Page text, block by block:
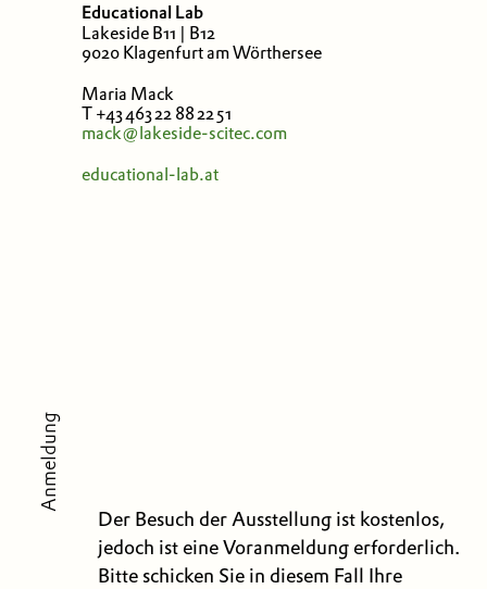
Educational Lab
Lakeside B11 | B12
9020 Klagenfurt am Wörthersee
Maria Mack
T +43 463 22 88 22 51
mack@lakeside-scitec.com
educational-lab.at
Anmeldung
Der Besuch der Ausstellung ist kostenlos,
jedoch ist eine Voranmeldung erforderlich.
Bitte schicken Sie in diesem Fall Ihre